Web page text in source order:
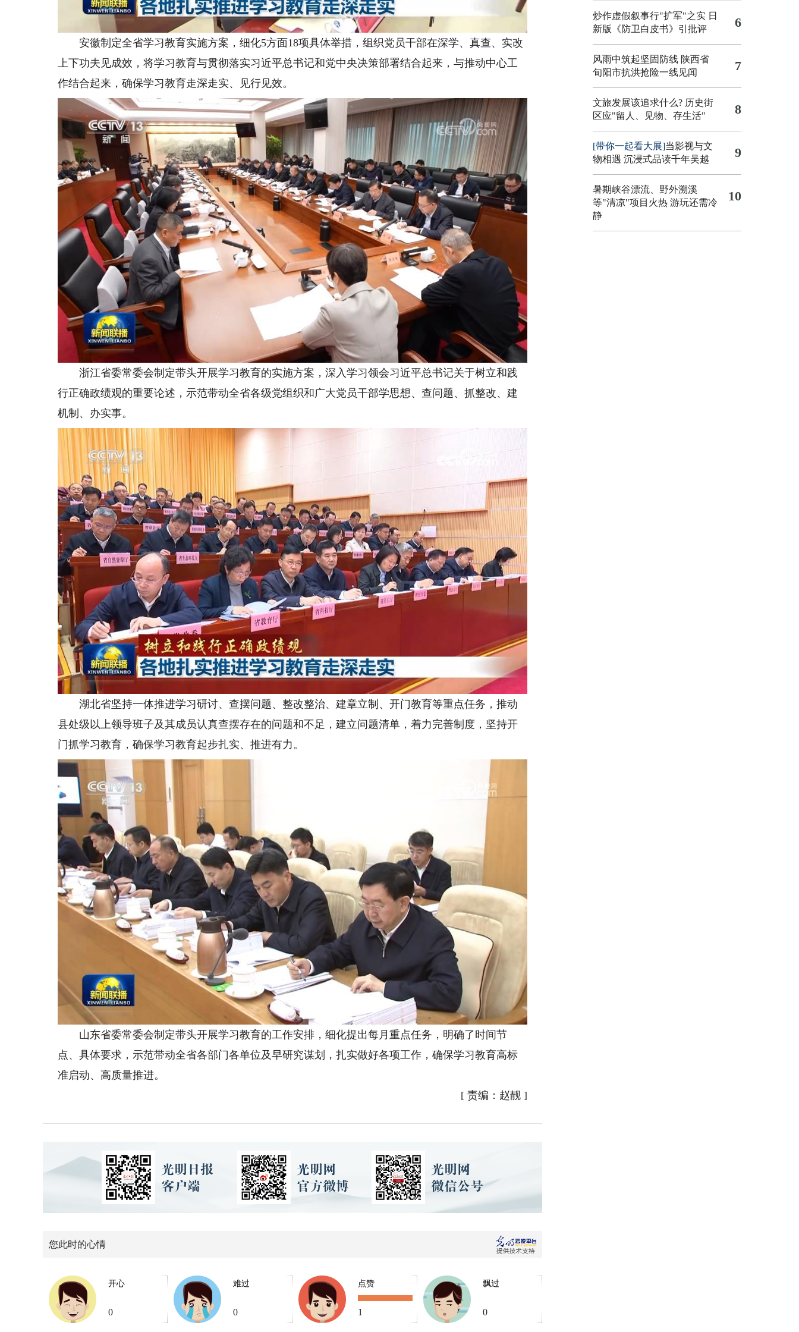
安徽制定全省学习教育实施方案，细化5方面18项具体举措，组织党员干部在深学、真查、实改
上下功夫见成效，将学习教育与贯彻落实习近平总书记和党中央决策部署结合起来，与推动中心工
作结合起来，确保学习教育走深走实、见行见效。
浙江省委常委会制定带头开展学习教育的实施方案，深入学习领会习近平总书记关于树立和践
行正确政绩观的重要论述，示范带动全省各级党组织和广大党员干部学思想、查问题、抓整改、建
机制、办实事。
湖北省坚持一体推进学习研讨、查摆问题、整改整治、建章立制、开门教育等重点任务，推动
县处级以上领导班子及其成员认真查摆存在的问题和不足，建立问题清单，着力完善制度，坚持开
门抓学习教育，确保学习教育起步扎实、推进有力。
山东省委常委会制定带头开展学习教育的工作安排，细化提出每月重点任务，明确了时间节
点、具体要求，示范带动全省各部门各单位及早研究谋划，扎实做好各项工作，确保学习教育高标
准启动、高质量推进。
[ 责编：赵靓 ]
您此时的心情
开心
0
难过
0
点赞
1
飘过
0
炒作虚假叙事行"扩军"之实 日
新版《防卫白皮书》引批评
6
风雨中筑起坚固防线 陕西省
旬阳市抗洪抢险一线见闻
7
文旅发展该追求什么? 历史街
区应"留人、见物、存生活"
8
[带你一起看大展]当影视与文
物相遇 沉浸式品读千年吴越
9
暑期峡谷漂流、野外溯溪
等"清凉"项目火热 游玩还需冷
静
10